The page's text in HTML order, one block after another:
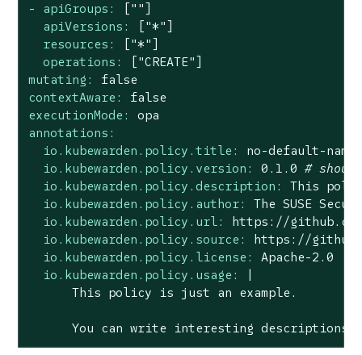
-
apiGroups:
[""]
apiVersions:
["*"]
resources:
["*"]
operations:
["CREATE"]
mutating:
false
contextAware:
false
executionMode:
opa
annotations:
io.kubewarden.policy.title:
no-default-
io.kubewarden.policy.version:
0.1 .0 #
io.kubewarden.policy.description:
This
io.kubewarden.policy.author:
The SUSE
io.kubewarden.policy.url:
https://
io.kubewarden.policy.source:
https://
io.kubewarden.policy.license:
Apache-2.0
io.kubewarden.policy.usage:
You can write interesting descriptions